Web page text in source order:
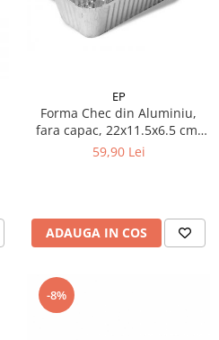
EP
Forma Chec din Aluminiu,
fara capac, 22x11.5x6.5 cm,
813/108 Set 100buc
59,90 Lei
ADAUGA IN COS
-8%